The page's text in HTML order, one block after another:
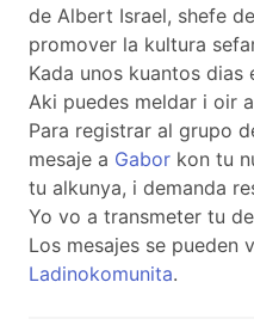
de Albert Israel, shefe
promover la kultura
Kada unos kuantos dias
Aki puedes meldar i oir
Para registrar al grupo
mesaje a Gabor kon tu
tu alkunya, i demanda
Yo vo a transmeter tu
Los mesajes se pueden
Ladinokomunita.